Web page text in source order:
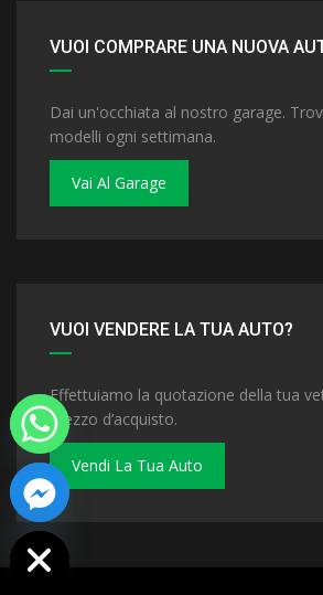
VUOI COMPRARE UNA NUOVA
Dai un'occhiata al nostro garage.
modelli ogni settimana.
Vai Al Garage
VUOI VENDERE LA TUA AUTO?
Effettuiamo la quotazione della tua
prezzo d’acquisto.
Vendi La Tua Auto